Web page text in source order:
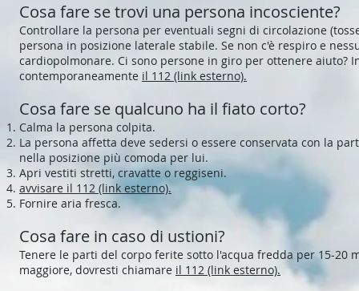
Cosa fare se trovi una persona incosciente?
Controllare la persona per eventuali segni di circolazione
persona in posizione laterale stabile. Se non c'è respiro e
cardiopolmonare. Ci sono persone in giro per ottenere aiuto?
contemporaneamente il 112 (link esterno).
Cosa fare se qualcuno ha il fiato corto?
Calma la persona colpita.
La persona affetta deve sedersi o essere conservata con la
nella posizione più comoda per lui.
Apri vestiti stretti, cravatte o reggiseni.
avvisare il 112 (link esterno).
Fornire aria fresca.
Cosa fare in caso di ustioni?
Tenere le parti del corpo ferite sotto l'acqua fredda per 15-
maggiore, dovresti chiamare il 112 (link esterno).